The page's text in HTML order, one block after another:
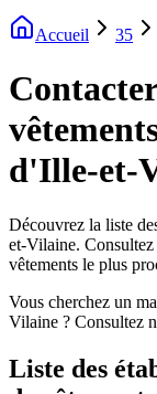
Accueil 35
d'Ille-et-
Découvrez la liste
et-Vilaine. Consultez
vêtements le plus
Vous cherchez un
Vilaine ? Consultez
Liste des